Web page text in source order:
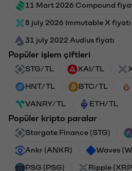
11 Mart 2026 Compound
8 july 2026 Immutable X fiyatı
31 july 2022 Audius fiyatı
Popüler işlem çiftleri
STG/TL XAI/TL
HNT/TL BTC/TL
VANRY/TL ETH/TL
Popüler kripto paralar
Stargate Finance (STG)
Ankr (ANKR) Waves
PSG (PSG) Ripple